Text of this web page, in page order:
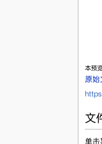
本预
原始
文
单击